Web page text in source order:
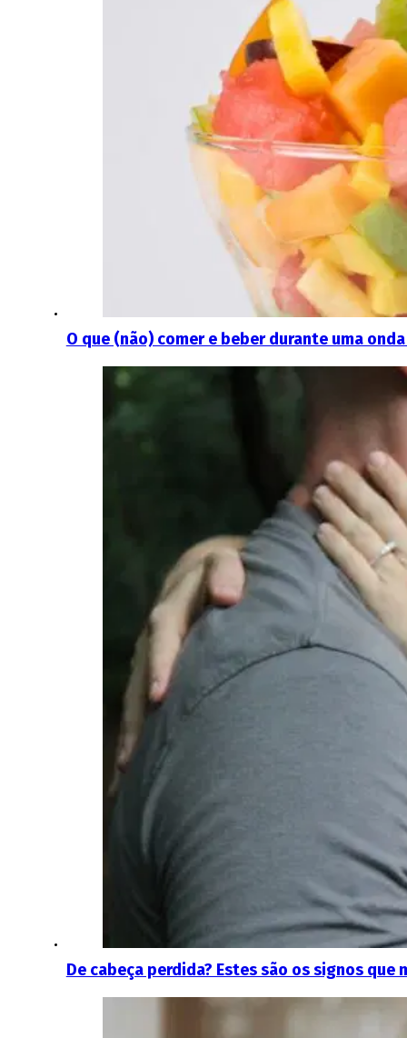
O que (não) comer e beber durante uma
De cabeça perdida? Estes são os signos